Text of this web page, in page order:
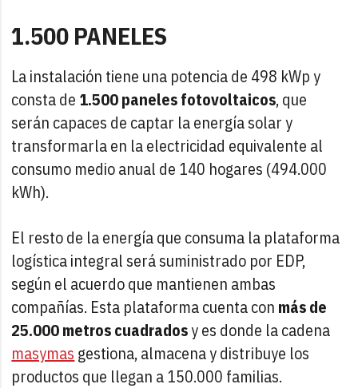
1.500 PANELES
La instalación tiene una potencia de 498 kWp y
consta de 1.500 paneles fotovoltaicos, que
serán capaces de captar la energía solar y
transformarla en la electricidad equivalente al
consumo medio anual de 140 hogares (494.000
kWh).
El resto de la energía que consuma la plataforma
logística integral será suministrado por EDP,
según el acuerdo que mantienen ambas
compañías. Esta plataforma cuenta con más de
25.000 metros cuadradosy es donde la cadena
masymas gestiona, almacena y distribuye los
productos que llegan a 150.000 familias.